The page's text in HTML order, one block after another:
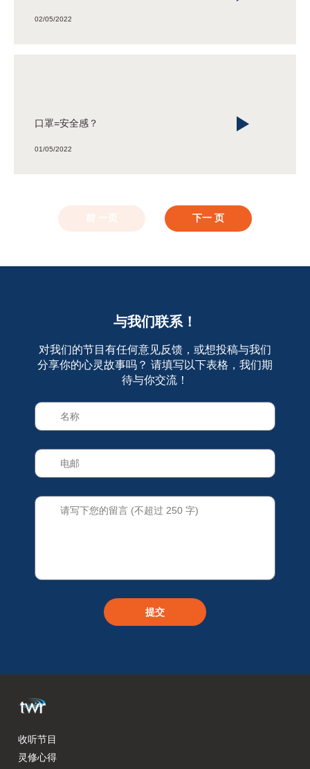
02/05/2022
口罩=安全感？
01/05/2022
下一 页
与我们联系！
对我们的节目有任何意见反馈，或想投稿与我们
分享你的心灵故事吗？ 请填写以下表格，我们期
待与你交流！
提交
收听节目
灵修心得